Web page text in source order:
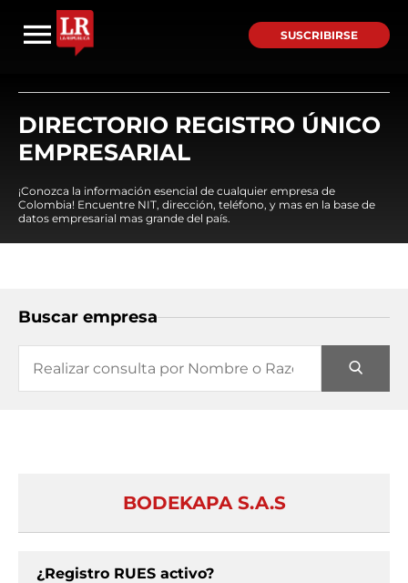
SUSCRIBIRSE
DIRECTORIO REGISTRO ÚNICO
EMPRESARIAL
¡Conozca la información esencial de cualquier empresa de
Colombia! Encuentre NIT, dirección, teléfono, y mas en la base de
datos empresarial mas grande del país.
Buscar empresa
BODEKAPA S.A.S
¿Registro RUES activo?